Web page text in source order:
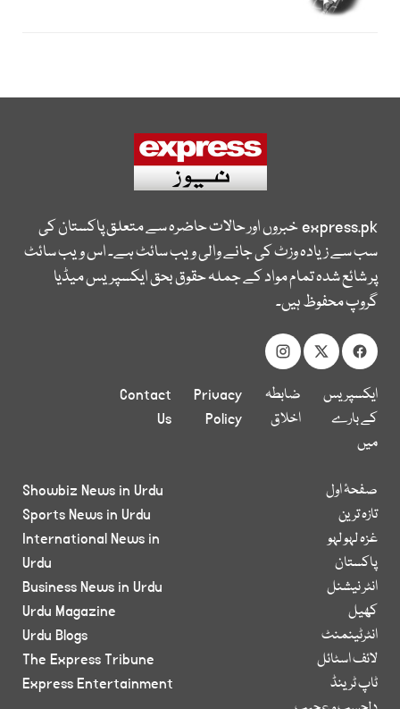
express.pkخبروں اور حالات حاضرہ سے متعلق پاکستان کی
سب سے زیادہ وزٹ کی جانے والی ویب سائٹ ہے۔ اس ویب سائٹ
پر شائع شدہ تمام مواد کے جملہ حقوق بحق ایکسپریس میڈیا
گروپ محفوظ ہیں۔
ایکسپریس
کے بارے
میں
ضابطہ
اخلاق
Privacy
Policy
Contact
Us
صفحۂ اول
تازہ ترین
غزہ لہو لہو
پاکستان
انٹر نیشنل
کھیل
انٹرٹینمنٹ
لائف اسٹائل
ٹاپ ٹرینڈ
Showbiz News in Urdu
Sports News in Urdu
International News in
Urdu
Business News in Urdu
Urdu Magazine
Urdu Blogs
The Express Tribune
Express Entertainment